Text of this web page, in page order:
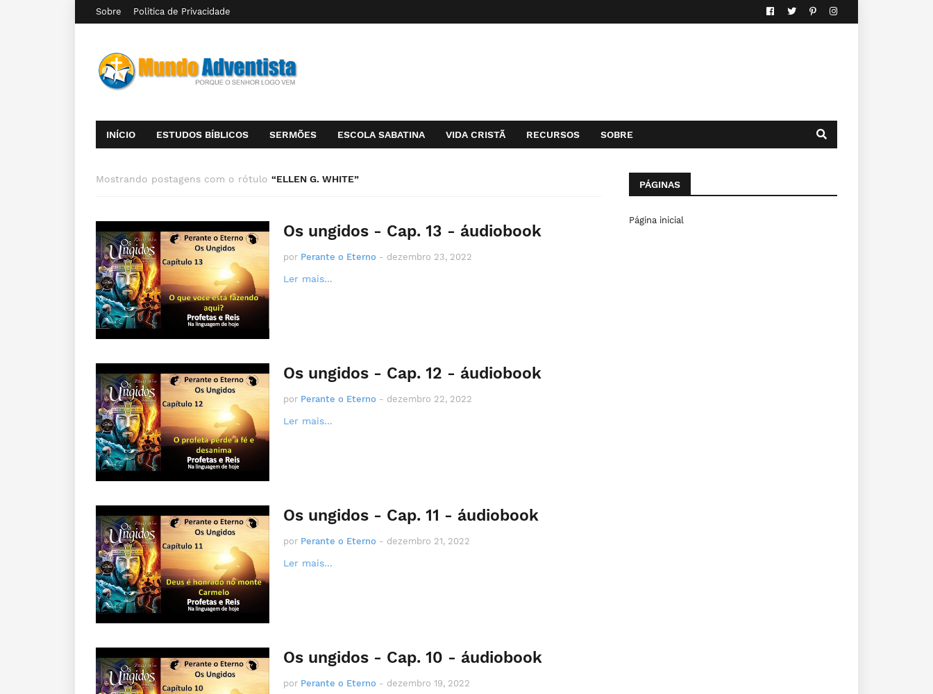
Sobre Politica de Privacidade
INÍCIO ESTUDOS BÍBLICOS SERMÕES ESCOLA SABATINA VIDA CRISTÃ RECURSOS SOBRE
Mostrando postagens com o rótulo ELLEN G. WHITE
Os ungidos - Cap. 13 - áudiobook
por Perante o Eterno - dezembro 23, 2022
Ler mais...
Os ungidos - Cap. 12 - áudiobook
por Perante o Eterno - dezembro 22, 2022
Ler mais...
Os ungidos - Cap. 11 - áudiobook
por Perante o Eterno - dezembro 21, 2022
Ler mais...
Os ungidos - Cap. 10 - áudiobook
por Perante o Eterno - dezembro 19, 2022
PÁGINAS
Página inicial